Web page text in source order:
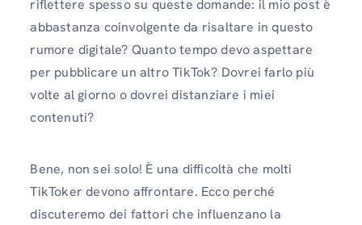
riflettere spesso su queste domande: il mio post è
abbastanza coinvolgente da risaltare in questo
rumore digitale? Quanto tempo devo aspettare
per pubblicare un altro TikTok? Dovrei farlo più
volte al giorno o dovrei distanziare i miei
contenuti?
Bene, non sei solo! È una difficoltà che molti
TikToker devono affrontare. Ecco perché
discuteremo dei fattori che influenzano la